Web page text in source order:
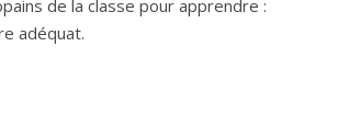
de la classe pour apprendre :
adéquat.